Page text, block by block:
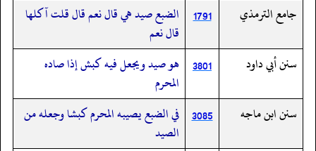
جامع الترمذي
1791
الضبع صيد هي قال نعم قال قلت آكلها
قال نعم
سنن أبي داود
3801 هو صيد ويجعل فيه كبش إذا صاده
المحرم
سنن ابن ماجه
3085 في الضبع يصيبه المحرم كبشا وجعله من
الصيد